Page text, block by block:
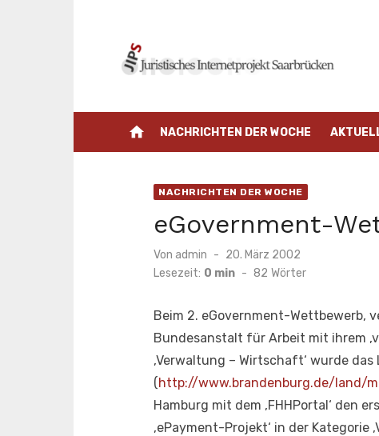
home NACHRICHTEN DER WOCHE
NACHRICHTEN DER WOCHE
eGovernment-
Von admin
Veröffentlicht
am
20. März 2002
Lesezeit: 0 min - 82 Wörter
Beim 2. eGovernment-Wettbewerb,
Bundesanstalt für Arbeit mit ihrem
‚Verwaltung – Wirtschaft‘ wurde
(http://www.brandenburg.de/land/
Hamburg mit dem ‚FHHPortal‘ den
‚ePayment-Projekt‘ in der Kategorie